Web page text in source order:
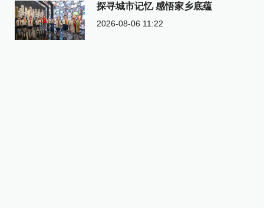
探寻城市记忆 感悟家乡底蕴
2026-08-06 11:22